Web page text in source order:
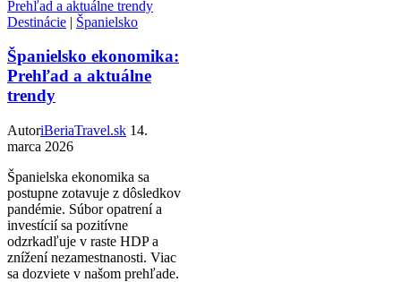
Destinácie | Španielsko
Španielsko ekonomika:
Prehľad a aktuálne
trendy
AutoriBeriaTravel.sk 14.
marca 2026
Španielska ekonomika sa
postupne zotavuje z dôsledkov
pandémie. Súbor opatrení a
investícií sa pozitívne
odzrkadľuje v raste HDP a
znížení nezamestnanosti. Viac
sa dozviete v našom prehľade.